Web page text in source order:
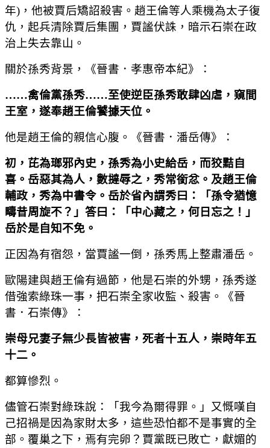
年)，他被賈后矯詔殺害。趙王倫等人乘機為太子復
仇，起兵清除賈后集團，賈謐伏誅，暗示石崇在政
治上失去靠山。
關於孫秀背景，《晉書．孝惠帝本紀》：
……禽倫黨孫秀……至使逆臣孫秀敢肆凶虐，窺間
王室，遂奉趙王倫饕據天位。
他是趙王倫的親信心腹。《晉書．潘岳傳》：
初，芘為瑯邪內史，孫秀為小史給岳，而狡黠自
喜。岳惡其為人，數撻辱之，秀常銜忿。及趙王倫
輔政，秀為中書令。岳於省內謂秀曰：「孫令猶憶
疇昔周旋不？」答曰：「中心藏之，何日忘之！」
岳於是自知不免。
正因為有宿怨，當賈謐一倒，孫秀馬上整肅潘岳。
歐陽建與趙王倫有過節，他是石崇的外甥，孫秀遂
借強索綠珠一事，把石崇全家收監、殺害。《晉
書．石崇傳》：
崇母兄妻子無少長皆被害，死者十五人，崇時年五
十二。
都算慘烈。
儘管石崇對綠珠說：「我今為爾得罪。」又慨嘆自
己招禍是因為家財太多，這些恐怕都不是事實的全
部。覆巢之下，焉有完卵？賈黨既已敗亡，獻媚的